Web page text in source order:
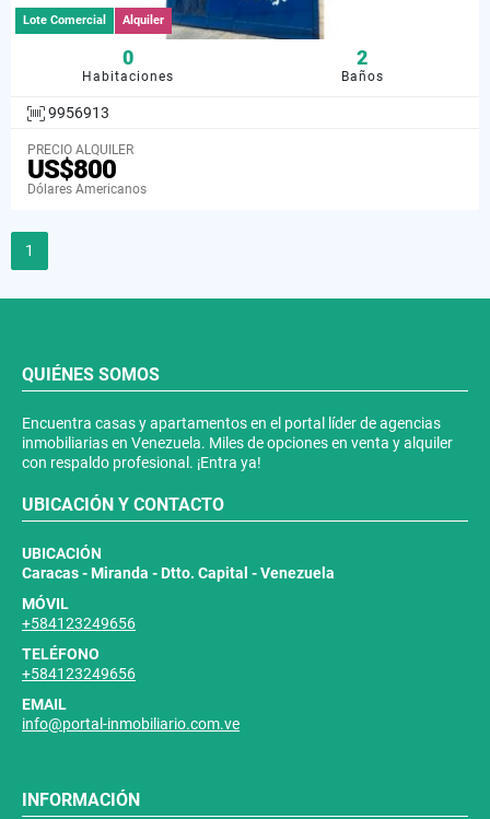
Lote Comercial Alquiler
0
Habitaciones
2
Baños
9956913
PRECIO ALQUILER
US$800
Dólares Americanos
1
QUIÉNES SOMOS
Encuentra casas y apartamentos en el portal líder de agencias
inmobiliarias en Venezuela. Miles de opciones en venta y alquiler
con respaldo profesional. ¡Entra ya!
UBICACIÓN Y CONTACTO
UBICACIÓN
Caracas - Miranda - Dtto. Capital - Venezuela
MÓVIL
+584123249656
TELÉFONO
+584123249656
EMAIL
info@portal-inmobiliario.com.ve
INFORMACIÓN